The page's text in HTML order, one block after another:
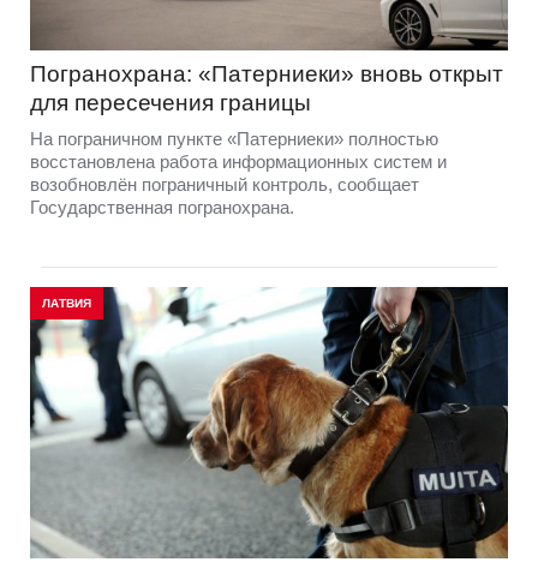
Погранохрана: «Патерниеки» вновь открыт
для пересечения границы
На пограничном пункте «Патерниеки» полностью
восстановлена работа информационных систем и
возобновлён пограничный контроль, сообщает
Государственная погранохрана.
ЛАТВИЯ